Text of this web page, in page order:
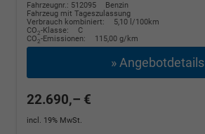
Fahrzeugnr.: 512095
Benzin
Fahrzeug mit Tageszulassung
Verbrauch kombiniert:
5,10 l/100km
CO2-Klasse:
C
CO2-Emissionen: 115,00 g/km
» Angebotdetails
22.690,– €
incl. 19% MwSt.